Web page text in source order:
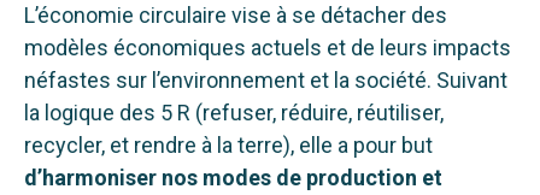
L’économie circulaire vise à se détacher des
modèles économiques actuels et de leurs impacts
néfastes sur l’environnement et la société. Suivant
la logique des 5 R (refuser, réduire, réutiliser,
recycler, et rendre à la terre), elle a pour but
d’harmoniser nos modes de production et